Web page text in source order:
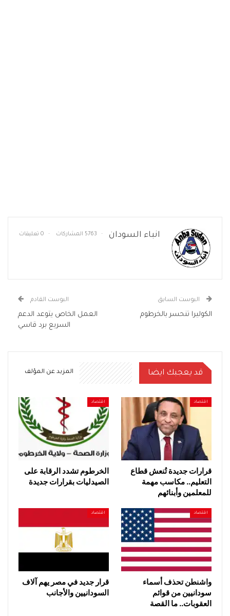
انباء السودان 5763 المشاركات 0 تعليقات
البوست السابق
الكوليرا تنحسر بالخرطوم
البوست القادم
العمل الخاص يتوعد الدعم
السريع برد قاسي
قد يعجبك ايضا المزيد عن المؤلف
اقتصاد
قرارات جديدة تُنعش قطاع
التعليم.. مكاسب مهمة
للمعلمين وأبنائهم
اقتصاد
الخرطوم تشدد الرقابة على
الصيدليات بقرارات جديدة
اقتصاد
واشنطن تحذف أسماء
سودانيين من قوائم
العقوبات.. ما القصة
اقتصاد
قرار جديد في مصر يهم آلاف
السودانيين والأجانب